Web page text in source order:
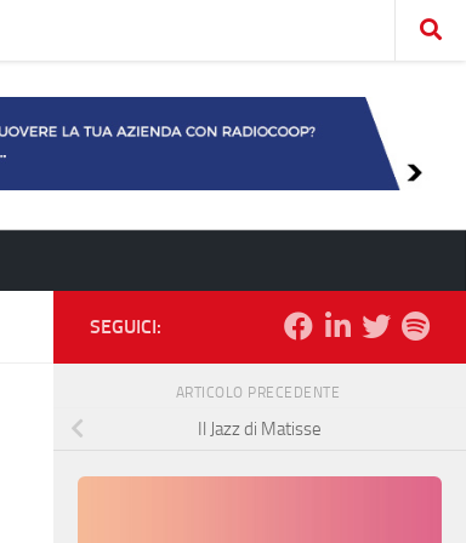
SEGUICI:
ARTICOLO PRECEDENTE
Il Jazz di Matisse